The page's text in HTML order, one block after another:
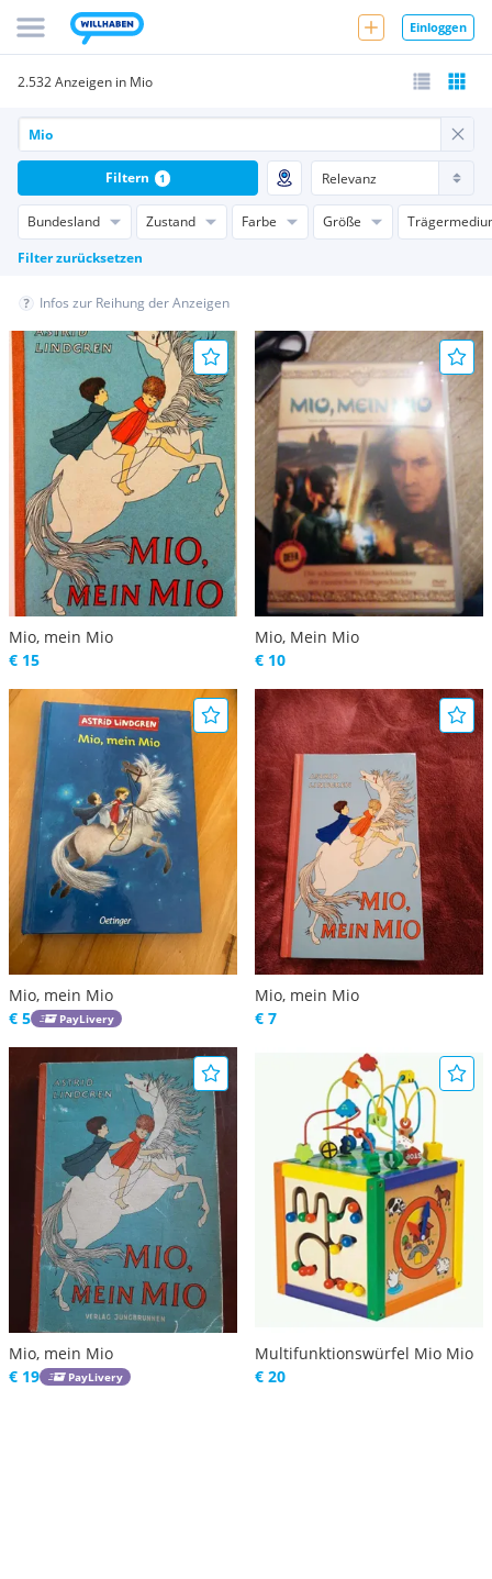
Einloggen
2.532 Anzeigen in Mio
Bundesland Zustand Farbe Größe
Filter zurücksetzen
Filtern 1
Infos zur Reihung der Anzeigen
Mio, mein Mio
€ 15
Mio, Mein Mio
€ 10
Mio, mein Mio
€ 5
PayLivery
Mio, mein Mio
€ 7
Mio, mein Mio
€ 19
PayLivery
Multifunktionswürfel Mio Mio
€ 20